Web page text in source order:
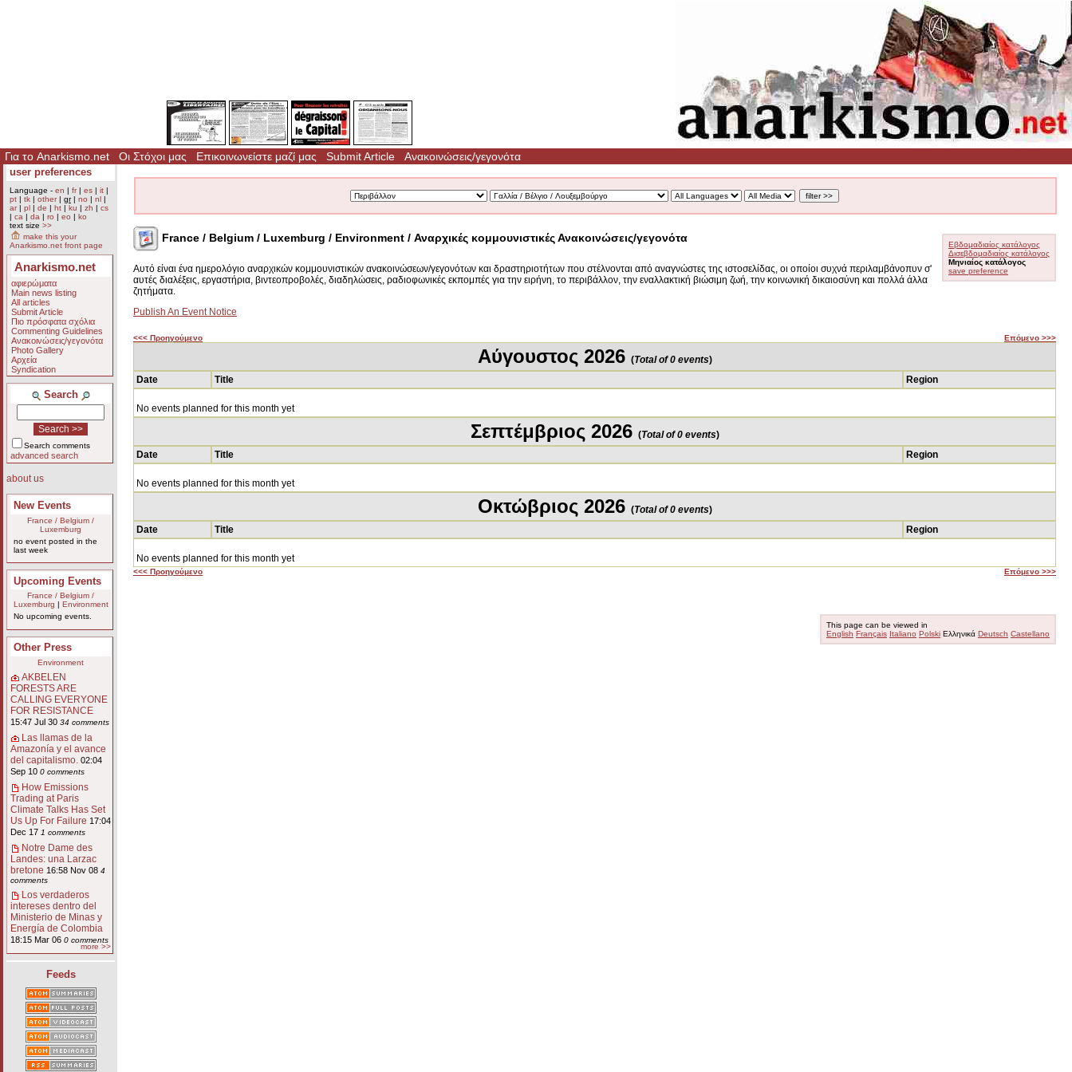
Για το Anarkismo.net Οι Στόχοι μας Επικοινωνείστε μαζί μας Submit Article Ανακοινώσεις/γεγονότα
user preferences
Language - en | fr| es | it |
pt | tk | other| gr| no | nl |
ar| pl | de | ht | ku | zh | cs
| ca | da | ro | eo | ko
text size >>
make this your
Anarkismo.net front page
Anarkismo.net
αφιερώματα
Main news listing
All articles
Submit Article
Πιο πρόσφατα σχόλια
Commenting Guidelines
Ανακοινώσεις/γεγονότα
Photo Gallery
Αρχεία
Syndication
Search
Search comments
advanced search
about us
New Events
France / Belgium /
Luxemburg
no event posted in the
last week
Upcoming Events
France / Belgium /
Luxemburg
Environment
No upcoming events.
Other Press
Environment
AKBELEN
FORESTS ARE
CALLING EVERYONE
FOR RESISTANCE
15:47 Jul 30 34 comments
Las llamas de la
Amazonía y el avance
del capitalismo. 02:04
Sep 10 0 comments
How Emissions
Trading at Paris
Climate Talks Has Set
Us Up For Failure 17:04
Dec 17 1 comments
Notre Dame des
Landes: una Larzac
bretone 16:58 Nov 08 4
comments
Los verdaderos
intereses dentro del
Ministerio de Minas y
Energía de Colombia
18:15 Mar 06 0 comments
more >>
Feeds
Εβδομαδιαίος κατάλογος
Δισεβδομαδιαίος κατάλογος
Μηνιαίος κατάλογος
save preference
France / Belgium / Luxemburg / Environment / Αναρχικές κομμουνιστικές Ανακοινώσεις/γεγονότα
Αυτό είναι ένα ημερολόγιο αναρχικών κομμουνιστικών ανακοινώσεων/γεγονότων και δραστηριοτήτων που στέλνονται από αναγνώστες της ιστοσελίδας, οι οποίοι συχνά περιλαμβάνοπυν σ'
αυτές διαλέξεις, εργαστήρια, βιντεοπροβολές, διαδηλώσεις, ραδιοφωνικές εκπομπές για την ειρήνη, το περιβάλλον, την εναλλακτική βιώσιμη ζωή, την κοινωνική δικαιοσύνη και πολλά άλλα
ζητήματα.
Publish An Event Notice
<<< Προηγούμενο Επόμενο >>>
Αύγουστος 2026 (Total of 0 events)
Date
Title Region
No events planned for this month yet
Σεπτέμβριος 2026 (Total of 0 events)
Date
Title Region
No events planned for this month yet
Οκτώβριος 2026 (Total of 0 events)
Date
Title Region
No events planned for this month yet
<<< Προηγούμενο Επόμενο >>>
This page can be viewed in
English Français Italiano Polski Ελληνικά Deutsch Castellano